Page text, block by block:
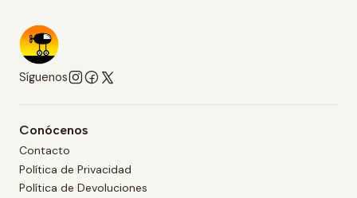
Síguenos
Conócenos
Contacto
Política de Privacidad
Política de Devoluciones